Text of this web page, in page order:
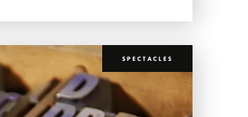
SPECTACLES